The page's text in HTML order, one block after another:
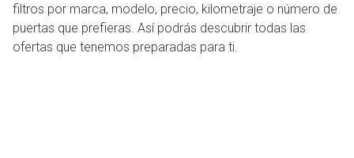
filtros por marca, modelo, precio, kilometraje o número de
puertas que prefieras. Así podrás descubrir todas las
ofertas que tenemos preparadas para ti.